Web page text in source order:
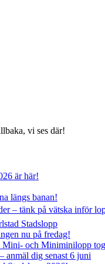
vi ses där!
är här!
längs banan!
– tänk på vätska inför
Stadslopp
nu på fredag!
Mini- och Miniminilopp
anmäl dig senast 6 juni